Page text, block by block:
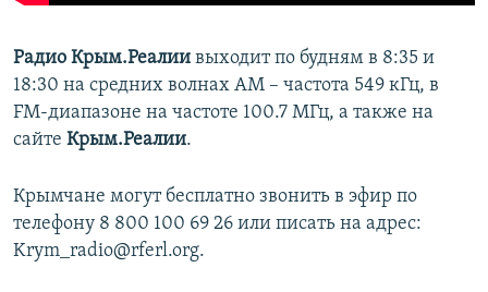
Радио Крым.Реалии выходит по будням в 8:35 и
18:30 на средних волнах АМ – частота 549 кГц, в
FM-диапазоне на частоте 100.7 МГц, а также на
сайте Крым.Реалии.
Крымчане могут бесплатно звонить в эфир по
телефону 8 800 100 69 26 или писать на адрес:
Krym_radio@rferl.org.